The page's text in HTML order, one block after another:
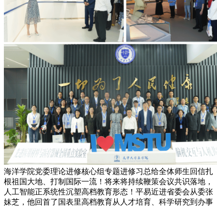
海洋学院党委理论进修核心组专题进修习总给全体师生回信扎
根祖国大地、打制国际一流！将来将持续鞭策会议共识落地，
人工智能正系统性沉塑高档教育形态！平易近进省委会从委张
妹芝，他回首了国表里高档教育从人才培育、科学研究到办事